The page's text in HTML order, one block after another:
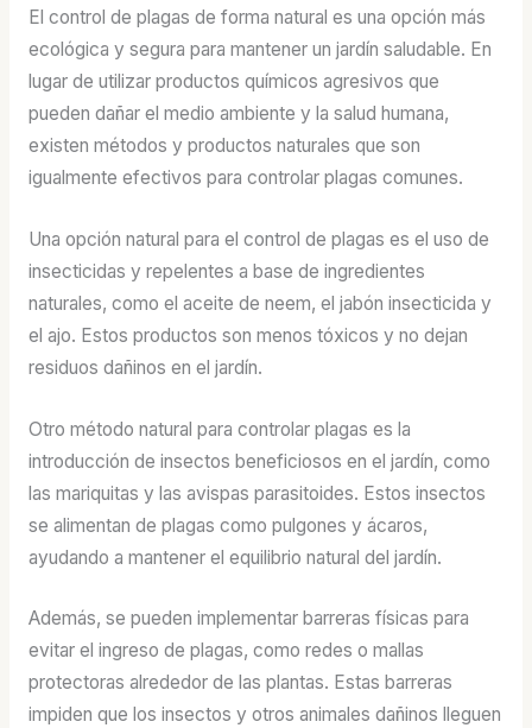
El control de plagas de forma natural es una opción más
ecológica y segura para mantener un jardín saludable. En
lugar de utilizar productos químicos agresivos que
pueden dañar el medio ambiente y la salud humana,
existen métodos y productos naturales que son
igualmente efectivos para controlar plagas comunes.
Una opción natural para el control de plagas es el uso de
insecticidas y repelentes a base de ingredientes
naturales, como el aceite de neem, el jabón insecticida y
el ajo. Estos productos son menos tóxicos y no dejan
residuos dañinos en el jardín.
Otro método natural para controlar plagas es la
introducción de insectos beneficiosos en el jardín, como
las mariquitas y las avispas parasitoides. Estos insectos
se alimentan de plagas como pulgones y ácaros,
ayudando a mantener el equilibrio natural del jardín.
Además, se pueden implementar barreras físicas para
evitar el ingreso de plagas, como redes o mallas
protectoras alrededor de las plantas. Estas barreras
impiden que los insectos y otros animales dañinos lleguen